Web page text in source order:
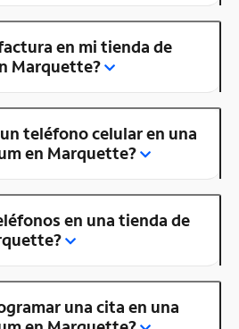
en mi tienda de
Marquette?
teléfono celular en una
en Marquette?
en una tienda de
una cita en una